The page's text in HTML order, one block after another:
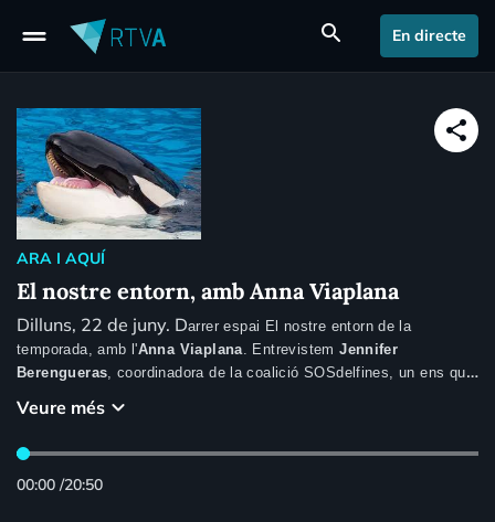
drag_handle search En directe
share
ARA I AQUÍ
El nostre entorn, amb Anna Viaplana
Dilluns, 22 de juny. Darrer espai El nostre entorn de la
temporada, amb l'Anna Viaplana. EntrevistemJennifer
Berengueras, coordinadora de la coalició SOSdelfines, un ens que
agrupa entitats de diferents països creada per exposar els
problemes dels dofins i orques en captivitat.
Veure més keyboard_arrow_down
00:00 /20:50